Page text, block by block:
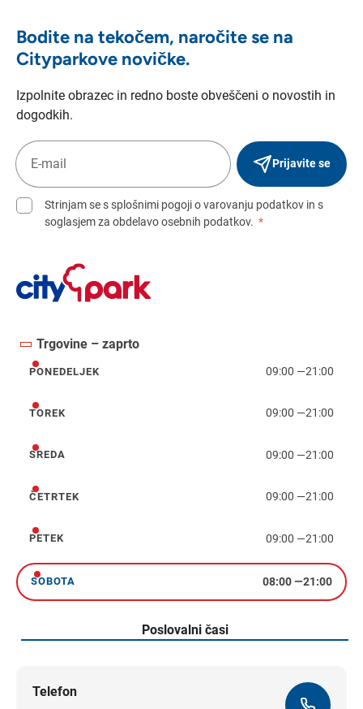
Bodite na tekočem, naročite se na
Cityparkove novičke.
Izpolnite obrazec in redno boste obveščeni o novostih in
dogodkih.
Prijavite se
Strinjam se s splošnimi pogoji o varovanju podatkov in s
soglasjem za obdelavo osebnih podatkov. *
Trgovine – zaprto
ponedeljek
PONEDELJEK 09:00 —21:00
torek
TOREK 09:00 —21:00
sreda
SREDA 09:00 —21:00
četrtek
ČETRTEK 09:00 —21:00
petek
PETEK 09:00 —21:00
sobota
SOBOTA 08:00—21:00
Poslovalni časi
Telefon